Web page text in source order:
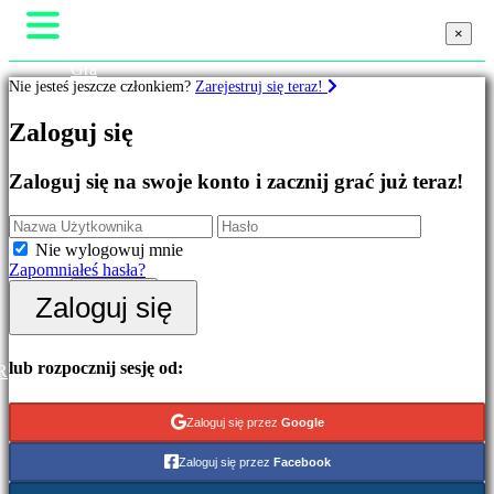
Wyróżnione
Nowe
gry
Free
to
Play
Kategorie
Gry
Gry
Gry
przygodowe
Gry
Gra
Rozgrywka
Wiadomości
Media
Wsparcie
Sklep
Zarejestruj się
×
Nie jesteś jeszcze członkiem? Zarejestruj się teraz!
Zaloguj się
Zaloguj się na swoje konto i zacznij grać już teraz!
Nie wylogowuj mnie
Zapomniałeś hasła?
Zaloguj się
lub rozpocznij sesję od:
Zaloguj się przez Google
Zaloguj się przez Facebook
×
×